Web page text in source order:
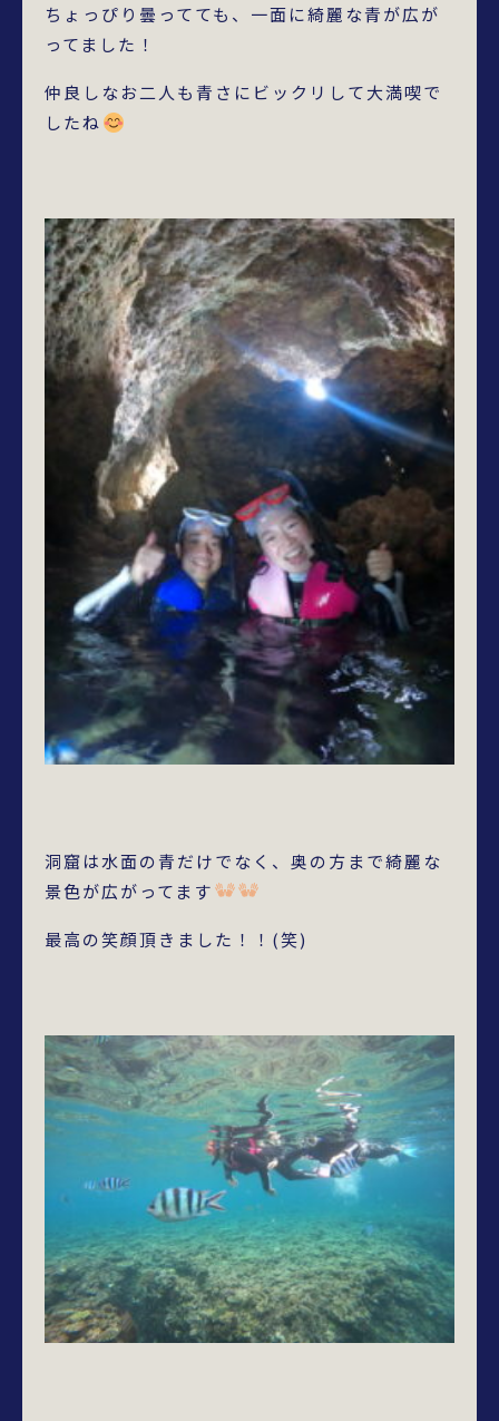
ちょっぴり曇ってても、一面に綺麗な青が広が
ってました！
仲良しなお二人も青さにビックリして大満喫で
したね
洞窟は水面の青だけでなく、奥の方まで綺麗な
景色が広がってます
最高の笑顔頂きました！！(笑)